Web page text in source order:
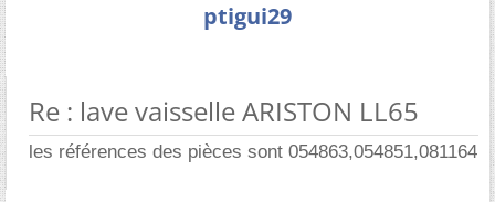
ptigui29
Re : lave vaisselle ARISTON LL65
les références des pièces sont 054863,054851,081164